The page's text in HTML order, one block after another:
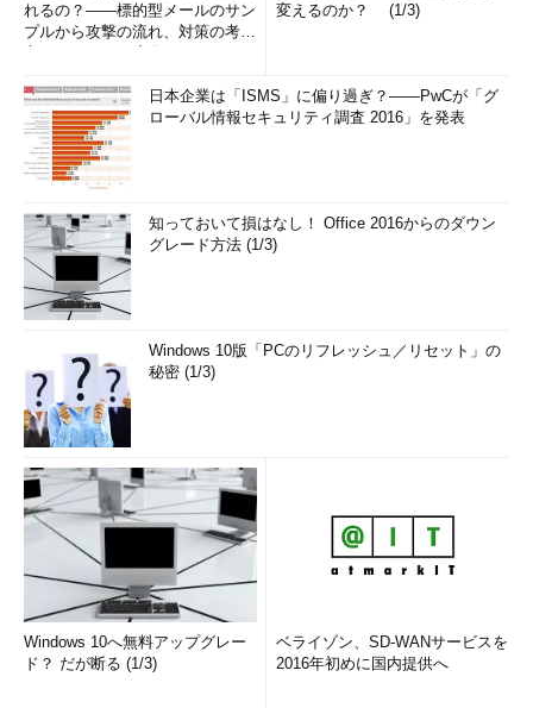
れるの？――標的型メールのサン
プルから攻撃の流れ、対策の考え
変えるのか？ (1/3)
日本企業は「ISMS」に偏り過ぎ？――PwCが「グ
ローバル情報セキュリティ調査 2016」を発表
知っておいて損はなし！ Office 2016からのダウン
グレード方法 (1/3)
Windows 10版「PCのリフレッシュ／リセット」の
秘密 (1/3)
Windows 10へ無料アップグレー
ド？ だが断る (1/3)
ベライゾン、SD-WANサービスを
2016年初めに国内提供へ